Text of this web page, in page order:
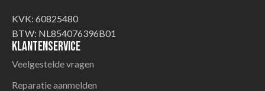
KVK: 60825480
BTW: NL854076396B01
Klantenservice
Veelgestelde vragen
Reparatie aanmelden